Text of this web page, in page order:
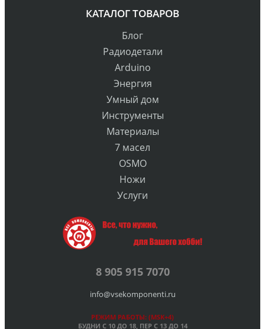
КАТАЛОГ ТОВАРОВ
Блог
Радиодетали
Arduino
Энергия
Умный дом
Инструменты
Материалы
7 масел
OSMO
Ножи
Услуги
8 905 915 7070
info@vsekomponenti.ru
РЕЖИМ РАБОТЫ: (MSK+4)
БУДНИ С 10 ДО 18, ПЕРС 13 ДО 14